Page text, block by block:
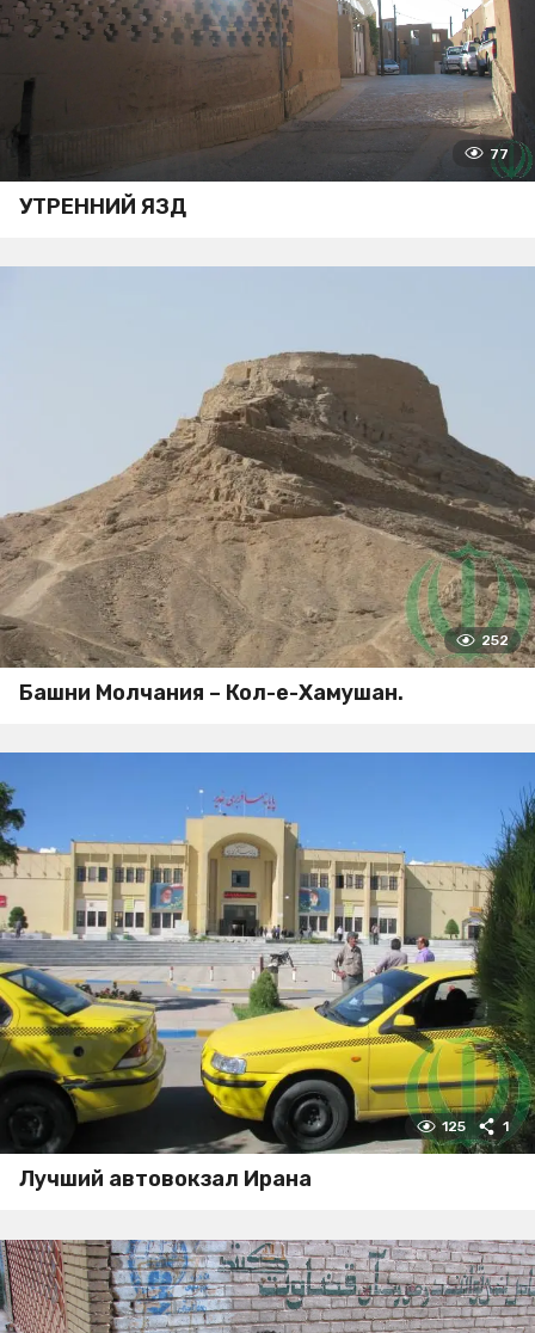
77
УТРЕННИЙ ЯЗД
252
Башни Молчания – Кол-е-Хамушан.
125 1
Лучший автовокзал Ирана